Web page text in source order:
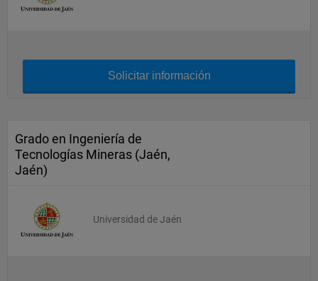
Solicitar información
Grado en Ingeniería de
Tecnologías Mineras (Jaén,
Jaén)
Universidad de Jaén